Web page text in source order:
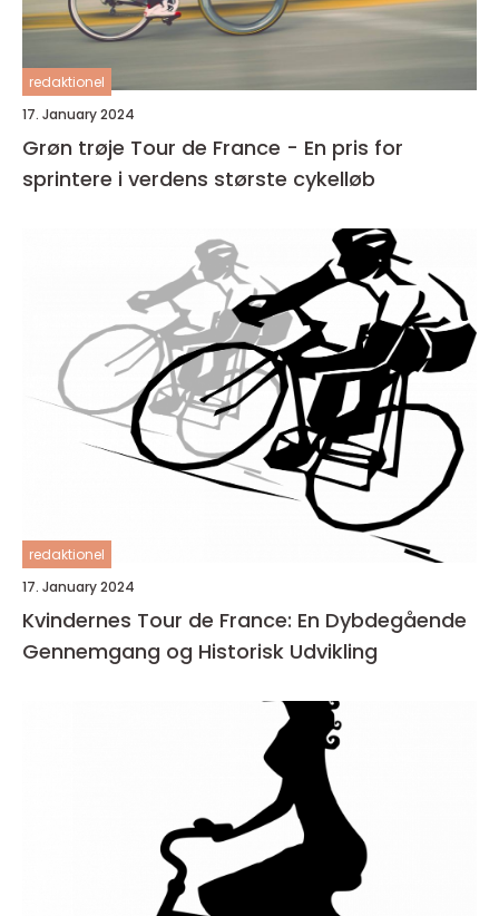
redaktionel
17. January 2024
Grøn trøje Tour de France - En pris for
sprintere i verdens største cykelløb
redaktionel
17. January 2024
Kvindernes Tour de France: En Dybdegående
Gennemgang og Historisk Udvikling